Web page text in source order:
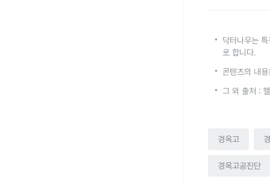
닥터나우는
로 합니다.
콘텐츠의 내
그 외 출처 :
경옥고
경옥고공진단